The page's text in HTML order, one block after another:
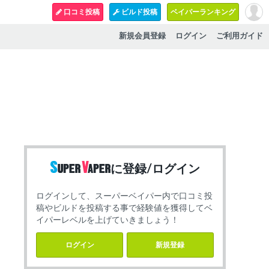
口コミ投稿 ビルド投稿 ベイパーランキング
ご利用ガイド
ログイン
新規会員登録
に登録/ログイン
ログインして、スーパーベイパー内で口コミ投
稿やビルドを投稿する事で経験値を獲得してベ
イパーレベルを上げていきましょう！
ログイン 新規登録